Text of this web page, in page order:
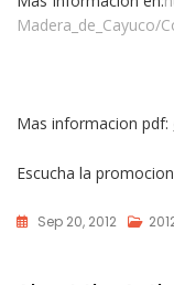
Madera_de_Cayuco/
Mas informacion pdf:
Escucha la
Sep 20, 2012